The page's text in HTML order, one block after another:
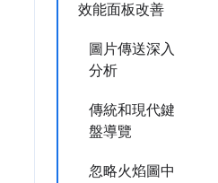
效能面板改善
圖片傳送深入
分析
傳統和現代鍵
盤導覽
忽略火焰圖中